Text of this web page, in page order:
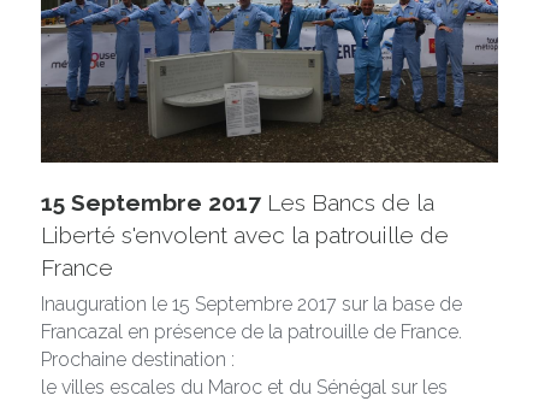
15 Septembre 2017 Les Bancs de la
Liberté s'envolent avec la patrouille de
France
Inauguration le 15 Septembre 2017 sur la base de
Francazal en présence de la patrouille de France.
Prochaine destination :
le villes escales du Maroc et du Sénégal sur les